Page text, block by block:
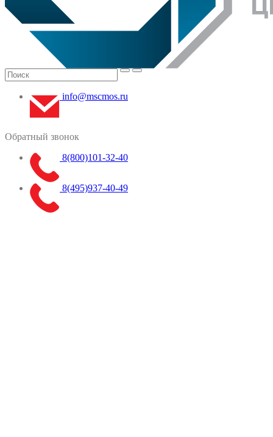
info@mscmos.ru
Обратный звонок
8(800)101-32-40
8(495)937-40-49